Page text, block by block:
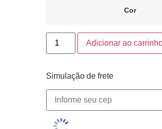
Cor
Adicionar ao
Simulação de frete